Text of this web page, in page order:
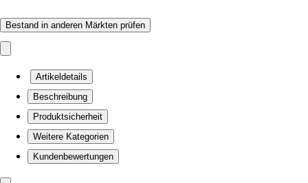
Bestand in anderen Märkten prüfen
Artikeldetails
Beschreibung
Produktsicherheit
Weitere Kategorien
Kundenbewertungen